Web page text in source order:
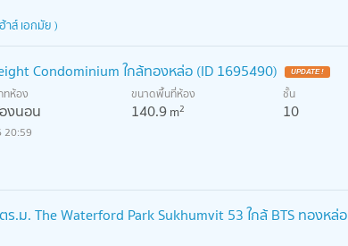
าส์ เอกมัย )
Condominium ใกล้ทองหล่อ (ID 1695490)
ทห้อง
งนอน
ขนาดพื้นที่ห้อง
140.9m2
ชั้น
10
20:59
.ม. The Waterford Park Sukhumvit 53 ใกล้ BTS ทองหล่อ